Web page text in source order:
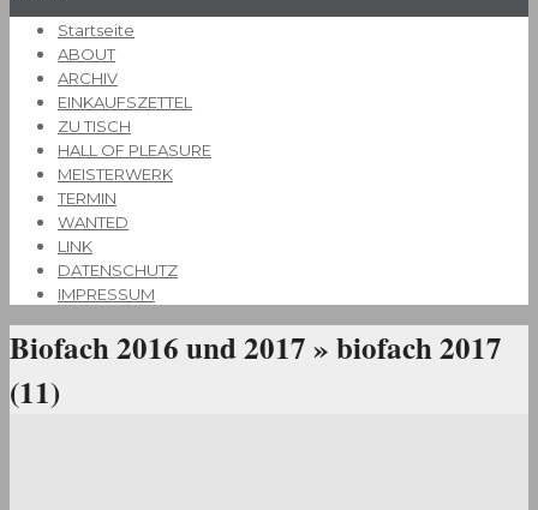
Menu
Startseite
ABOUT
ARCHIV
EINKAUFSZETTEL
ZU TISCH
HALL OF PLEASURE
MEISTERWERK
TERMIN
WANTED
LINK
DATENSCHUTZ
IMPRESSUM
Biofach 2016 und 2017 »biofach 2017
(11)